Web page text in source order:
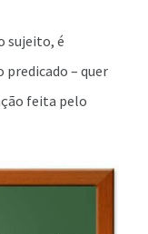
sujeito, é
– quer
feita pelo